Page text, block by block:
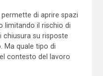
di aprire spazi
limitando il rischio di
su risposte
Ma quale tipo di
contesto del lavoro